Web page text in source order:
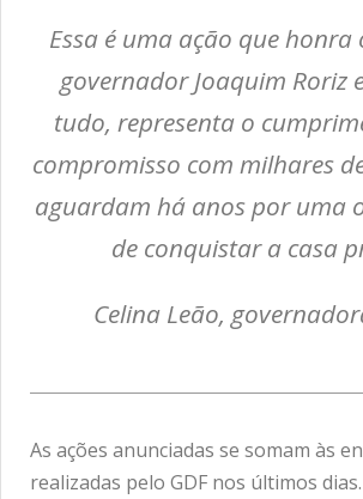
Essa é uma ação que honra
governador Joaquim Roriz
tudo, representa o
compromisso com milhares
aguardam há anos por uma
de conquistar a casa
Celina Leão,
As ações anunciadas se somam às
realizadas pelo GDF nos últimos